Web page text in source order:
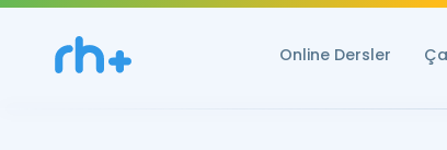
Online Dersler